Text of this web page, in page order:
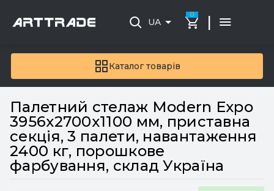
Каталог товарів
UA
0 |
Палетний стелаж Modern Expo
3956х2700х1100 мм, приставна
секція, 3 палети, навантаження
2400 кг, порошкове
фарбування, склад Україна